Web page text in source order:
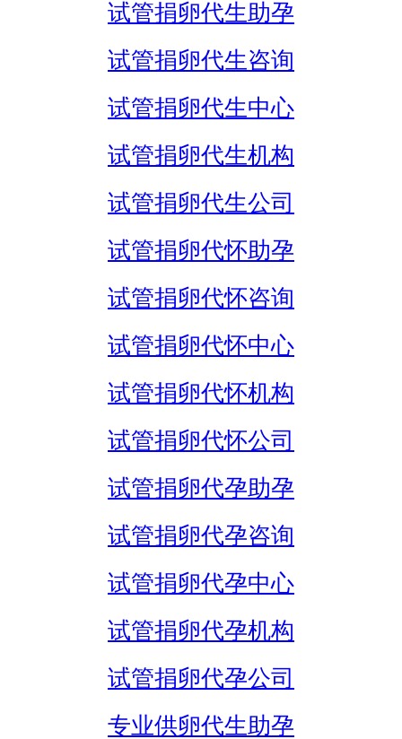
试管捐卵代生助孕
试管捐卵代生咨询
试管捐卵代生中心
试管捐卵代生机构
试管捐卵代生公司
试管捐卵代怀助孕
试管捐卵代怀咨询
试管捐卵代怀中心
试管捐卵代怀机构
试管捐卵代怀公司
试管捐卵代孕助孕
试管捐卵代孕咨询
试管捐卵代孕中心
试管捐卵代孕机构
试管捐卵代孕公司
专业供卵代生助孕